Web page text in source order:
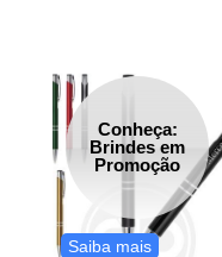
Conheça:
Brindes em
Promoção
Saiba mais